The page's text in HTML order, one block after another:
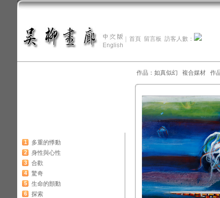
首頁 留言板 訪客人數：
1 多重的悸動
2 身性與心性
3 合歡
4 驚奇
5 生命的顫動
6 探索
作品：如真似幻 複合媒材 作